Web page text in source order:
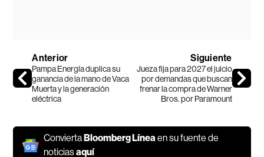
Anterior
Pampa Energía duplica su
ganancia de la mano de Vaca
Muerta y la generación
eléctrica
Siguiente
Jueza fija para 2027 el juicio
por demandas que buscan
frenar la compra de Warner
Bros. por Paramount
Convierta Bloomberg Líneaen su fuente de
noticiasaquí